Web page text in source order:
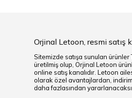
Orjinal Letoon, resmi satış
Sitemizde satışa sunulan ürünler
üretilmiş olup, Orjinal Letoon
online satış kanalıdır. Letoon
olarak özel avantajlardan,
daha fazlasından